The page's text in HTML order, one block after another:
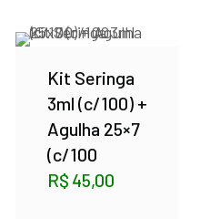
Kit Seringa
3ml (c/100) +
Agulha 25×7
(c/100
R$ 45,00